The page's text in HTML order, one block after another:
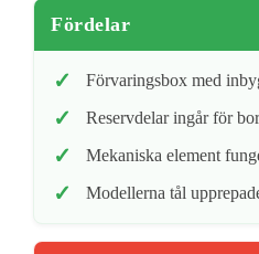
Fördelar
Förvaringsbox med
Reservdelar ingår för
Mekaniska element
Modellerna tål